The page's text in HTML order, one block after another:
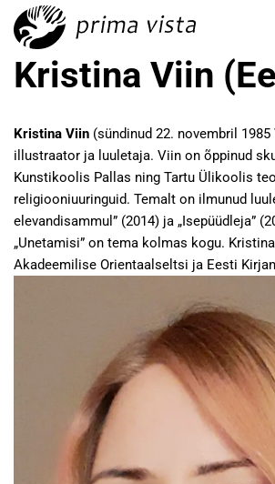
Kristina Viin
Kristina Viin (sündinud 22. novembril
illustraator ja luuletaja. Viin on õppinud
Kunstikoolis Pallas ning Tartu Ülikoolis
religiooniuuringuid. Temalt on ilmunud
elevandisammul” (2014) ja „Isepüüdleja”
„Unetamisi” on tema kolmas kogu.
Akadeemilise Orientaalseltsi ja Eesti